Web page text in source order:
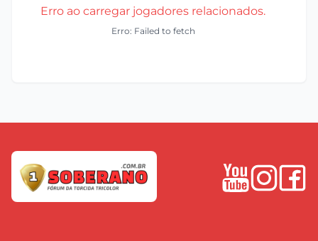
Erro ao carregar jogadores relacionados.
Erro: Failed to fetch